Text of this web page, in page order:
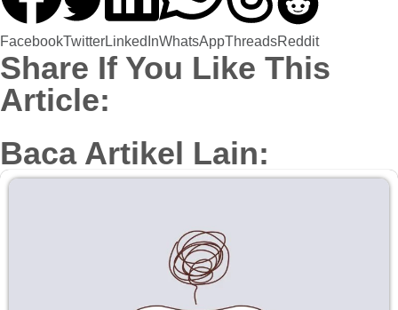
FacebookTwitterLinkedInWhatsAppThreadsReddit
Share If You Like This
Article:
Baca Artikel Lain: